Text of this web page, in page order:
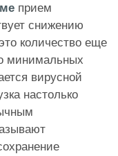
прием
снижению
количество еще
минимальных
вирусной
настолько